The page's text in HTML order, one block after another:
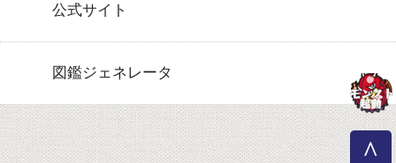
公式サイト
図鑑ジェネレータ